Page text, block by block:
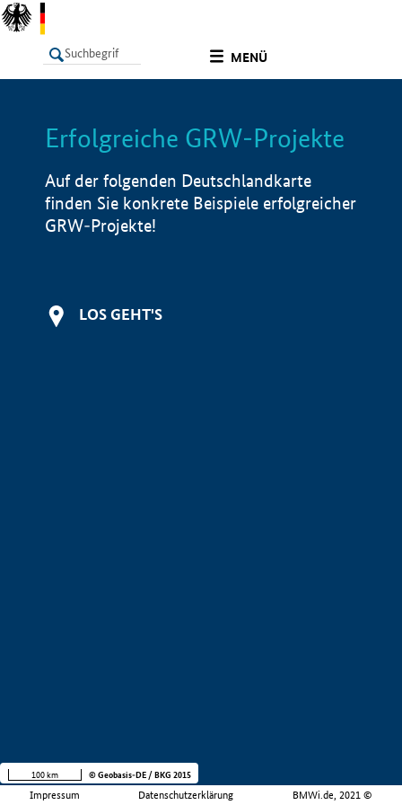
MENÜ
LISTE Info
Erfolgreiche GRW-Projekte
Auf der folgenden Deutschlandkarte
finden Sie konkrete Beispiele erfolgreicher
GRW-Projekte!
LOS GEHT'S
Impressum Datenschutzerklärung BMWi.de, 2021 ©
100 km © Geobasis-DE / BKG 2015